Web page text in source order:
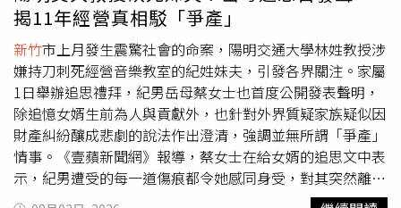
雲系影響，天氣轉趨不穩定。此外，今日起北海岸、東半部
及恆春半島沿海有長浪發生機率，周三、周四馬祖沿海也可
能出現長浪。氣象署指出，根據系集路徑預報，白海豚預估
周六抵達琉球南方海面後，受到低壓帶及太平洋高壓影響，
後續有「偏西接近台灣」及「北轉遠離」2種可能，若颱風
偏西移動，對台灣影響較明顯，最快周五下半天可能發布海
上颱風警報；即使後續路徑北轉，若移動速度較慢且暴風半
徑仍大，也不排除發布海警。
揭11年經營真相駁「爭產」
新竹市上月發生震驚社會的命案，陽明交通大學林姓教授涉
嫌持刀刺死經營音樂教室的紀姓妹夫，引發各界關注。家屬
1日舉辦追思禮拜，紀男岳母蔡女士也首度公開發表聲明，
除追憶女婿生前為人與貢獻外，也針對外界質疑家族疑似因
財產糾紛釀成悲劇的說法作出澄清，強調並無所謂「爭產」
情事。《壹蘋新聞網》報導，蔡女士在給女婿的追思文中表
示，紀男遭受的每一道傷痕都令她感同身受，對其突然離世
深感悲痛，也承諾將陪伴女兒與外孫女走過傷痛，盼紀男能